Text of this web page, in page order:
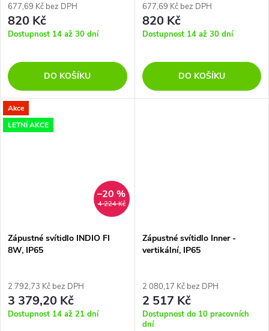
9020170
677,69 Kč bez DPH
820 Kč
Dostupnost 14 až 30 dní
DO KOŠÍKU
driver 9020170
677,69 Kč bez DPH
820 Kč
Dostupnost 14 až 30 dní
DO KOŠÍKU
Akce
LETNÍ AKCE
4 224 Kč
–20 %
Zápustné svítidlo INDIO FI
8W, IP65
2 792,73 Kč bez DPH
3 379,20 Kč
Dostupnost 14 až 21 dní
Zápustné svítidlo Inner -
vertikální, IP65
2 080,17 Kč bez DPH
2 517 Kč
Dostupnost do 10 pracovních
dní